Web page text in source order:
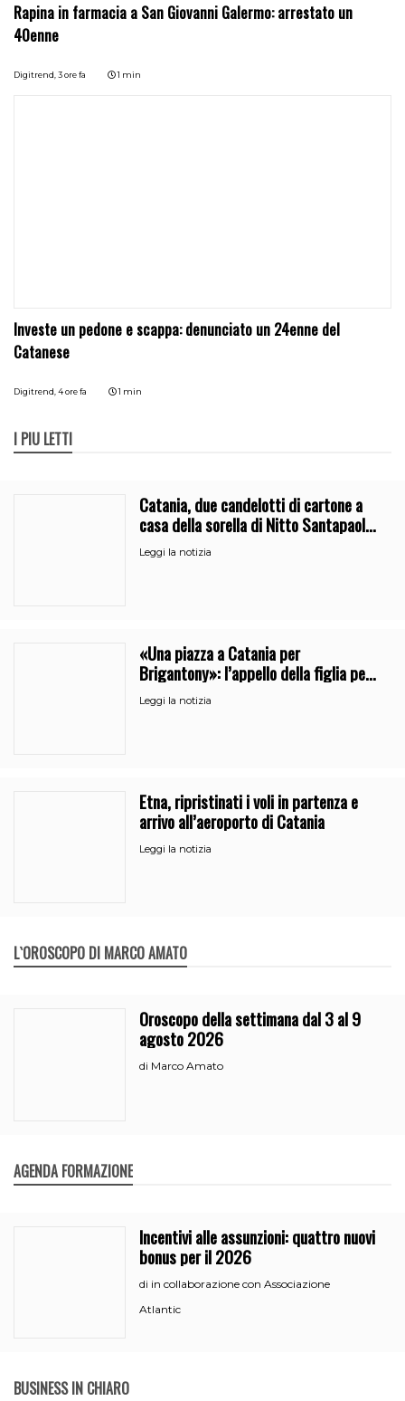
Rapina in farmacia a San Giovanni Galermo: arrestato un
40enne
Digitrend,3 ore fa 1 min
Investe un pedone e scappa: denunciato un 24enne del
Catanese
Digitrend, 4 ore fa 1 min
I PIÙ LETTI
Catania, due candelotti di cartone a
casa della sorella di Nitto Santapaola.
Le indagini
Leggi la notizia
«Una piazza a Catania per
Brigantony»: l’appello della figlia per
la memoria del cantante popolare
Leggi la notizia
Etna, ripristinati i voli in partenza e
arrivo all’aeroporto di Catania
Leggi la notizia
L`OROSCOPO DI MARCO AMATO
Oroscopo della settimana dal 3 al 9
agosto 2026
di Marco Amato
AGENDA FORMAZIONE
Incentivi alle assunzioni: quattro nuovi
bonus per il 2026
di in collaborazione con Associazione
Atlantic
BUSINESS IN CHIARO